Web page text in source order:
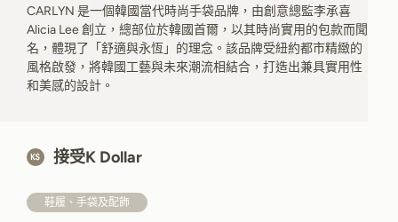
CARLYN 是一個韓國當代時尚手袋品牌，由創意總監李承喜
Alicia Lee 創立，總部位於韓國首爾，以其時尚實用的包款而聞
名，體現了「舒適與永恆」的理念。該品牌受紐約都市精緻的
風格啟發，將韓國工藝與未來潮流相結合，打造出兼具實用性
和美感的設計。
接受K Dollar
鞋履、手袋及配飾